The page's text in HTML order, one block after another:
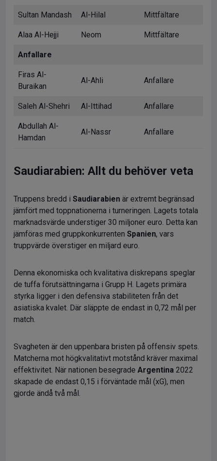
Sultan Mandash Al-Hilal Mittfältare
Alaa Al-Hejji Neom Mittfältare
Anfallare
Firas Al-
Buraikan
Al-Ahli Anfallare
Saleh Al-Shehri Al-Ittihad Anfallare
Abdullah Al-
Hamdan
Al-Nassr Anfallare
Saudiarabien: Allt du behöver veta
Truppens bredd i Saudiarabien är extremt begränsad
jämfört med toppnationerna i turneringen. Lagets totala
marknadsvärde understiger 30 miljoner euro. Detta kan
jämföras med gruppkonkurrenten Spanien, vars
truppvärde överstiger en miljard euro.
Denna ekonomiska och kvalitativa diskrepans speglar
de tuffa förutsättningarna i Grupp H. Lagets primära
styrka ligger i den defensiva stabiliteten från det
asiatiska kvalet. Där släppte de endast in 0,72 mål per
match.
Svagheten är den uppenbara bristen på offensiv spets.
Matcherna mot högkvalitativt motstånd kräver maximal
effektivitet. När nationen besegrade Argentina 2022
skapade de endast 0,15 i förväntade mål (xG), men
gjorde ändå två mål.